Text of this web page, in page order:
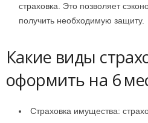
страховка. Это позволяет
получить необходимую защиту.
Какие виды
оформить на 6
Страховка имущества: